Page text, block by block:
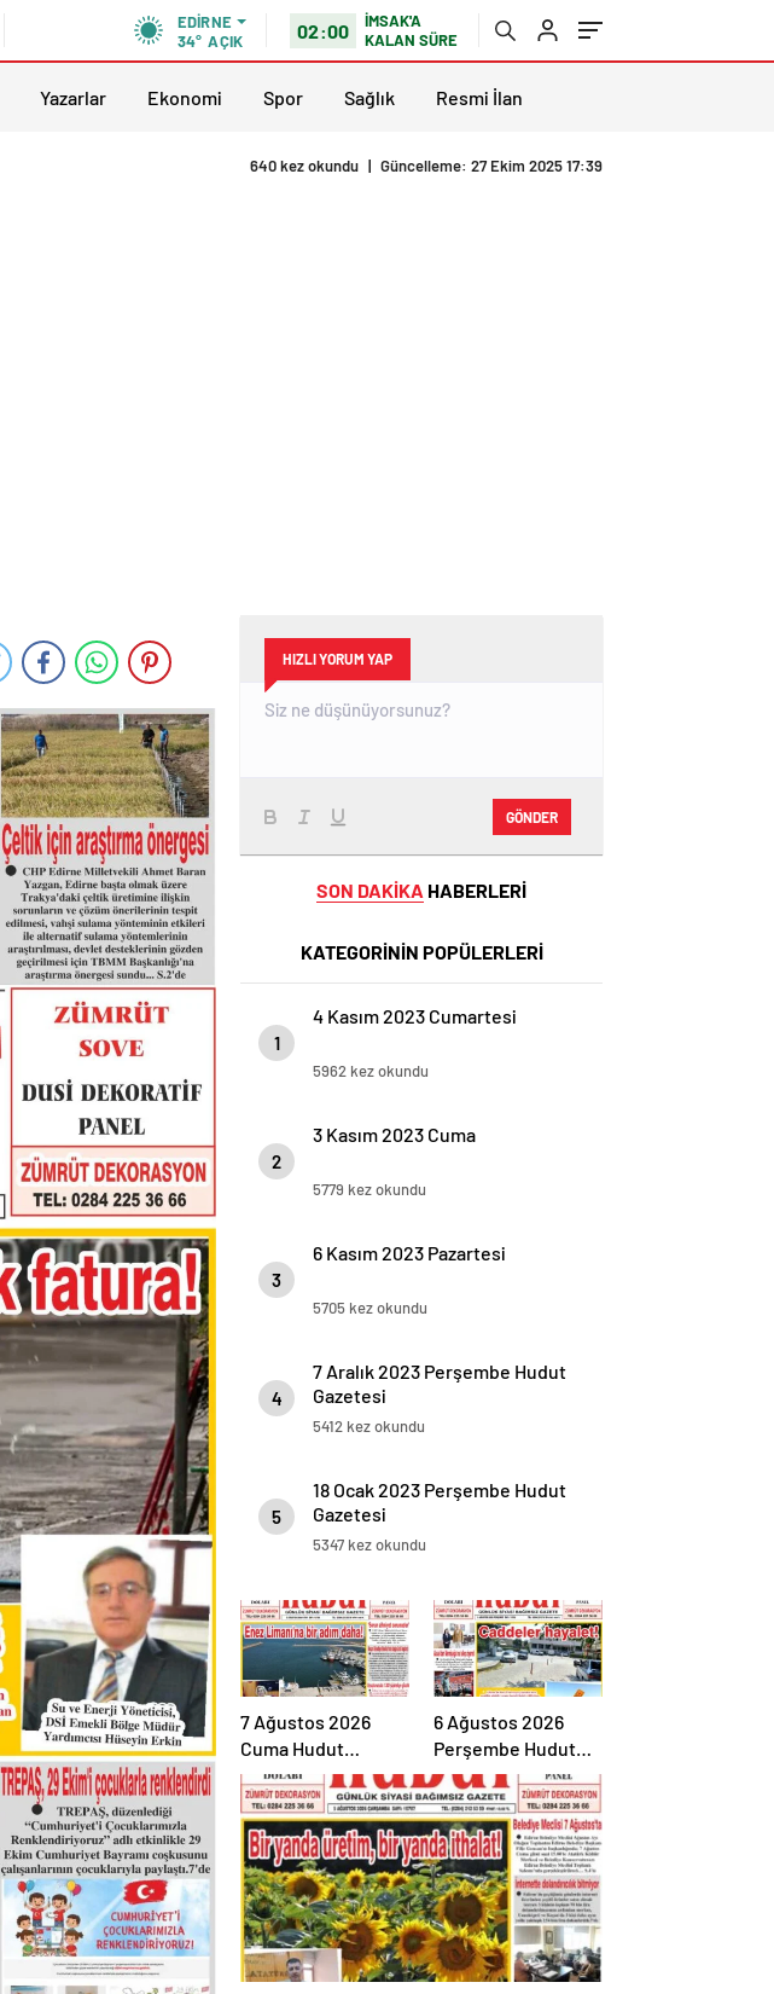
EDIRNE
34° AÇIK 02:00
İMSAK'A
KALAN SÜRE
Yazarlar Ekonomi Spor Sağlık Resmi İlan
640 kez okundu | Güncelleme: 27 Ekim 2025 17:39
HIZLI YORUM YAP
GÖNDER
SON DAKİKA HABERLERİ
KATEGORİNİN POPÜLERLERİ
1
4 Kasım 2023 Cumartesi
5962 kez okundu
2
3 Kasım 2023 Cuma
5779 kez okundu
3
6 Kasım 2023 Pazartesi
5705 kez okundu
4
7 Aralık 2023 Perşembe Hudut
Gazetesi
5412 kez okundu
5
18 Ocak 2023 Perşembe Hudut
Gazetesi
5347 kez okundu
7 Ağustos 2026
Cuma Hudut
Gazetesi
6 Ağustos 2026
Perşembe Hudut
Gazetesi